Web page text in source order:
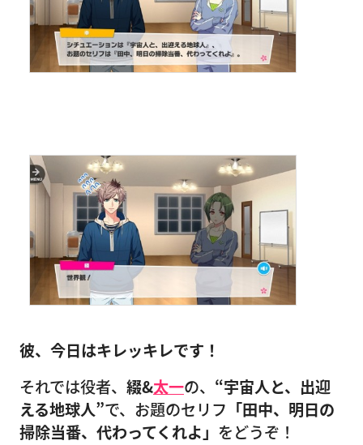
彼、今日はキレッキレです！
それでは役者、 綴&太一の、 “宇宙人と、出迎
える地球人”で、お題のセリフ 「田中、明日の
掃除当番、代わってくれよ」 をどうぞ！